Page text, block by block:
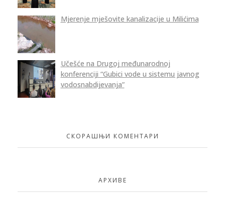
Mjerenje mješovite kanalizacije u Milićima
Učešće na Drugoj međunarodnoj
konferenciji “Gubici vode u sistemu javnog
vodosnabdijevanja”
СКОРАШЊИ КОМЕНТАРИ
АРХИВЕ